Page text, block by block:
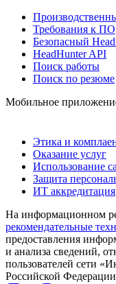
Требования к ПО
Безопасный
HeadHunter API
Поиск работы
Поиск по резюме
Мобильное
Этика и
Оказание услуг
Использование
Защита
ИТ аккредитация
На информационном
рекомендательные
предоставления
и анализа сведений,
пользователей сети
Российской